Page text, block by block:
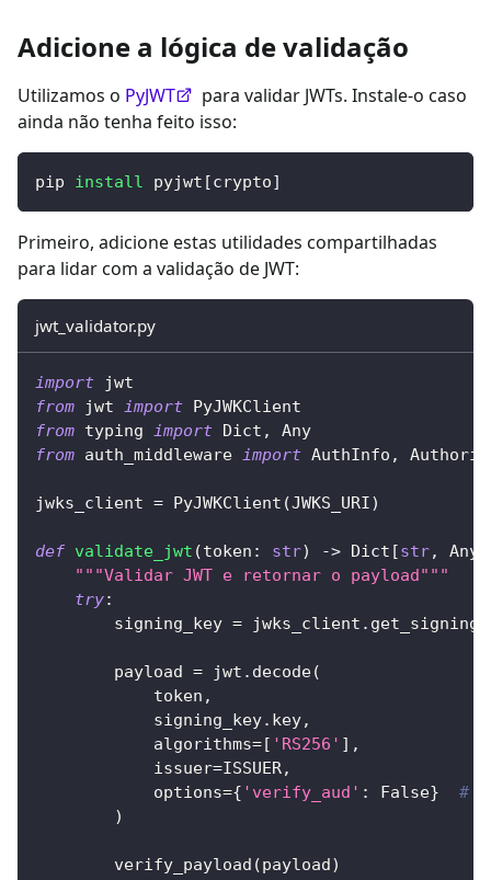
Adicione a lógica de validação
Utilizamos o PyJWT
para validar JWTs. Instale-o caso
ainda não tenha feito isso:
pip install pyjwt [crypto]
Primeiro, adicione estas utilidades compartilhadas
para lidar com a validação de JWT:
jwt_validator.py
import jwt
from jwt import PyJWKClient
from typing import Dict ,
Any
from auth_middleware import AuthInfo ,
jwks_client = PyJWKClient (JWKS_URI)
def validate_jwt (token : str) -> Dict [str, Any
"""Validar JWT e retornar o payload"""
try:
        signing_key
= jwks_client .
        payload
= jwt . decode(
            token
,
            signing_key
. key,
            algorithms
=[ 'RS256' ] ,
            issuer
=ISSUER,
            options
={ 'verify_aud' : False}
#
)
        verify_payload
(payload)